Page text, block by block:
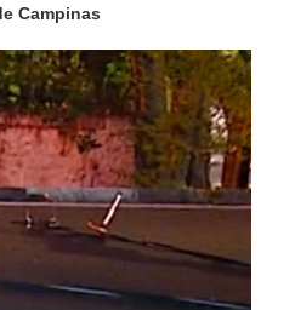
Campinas